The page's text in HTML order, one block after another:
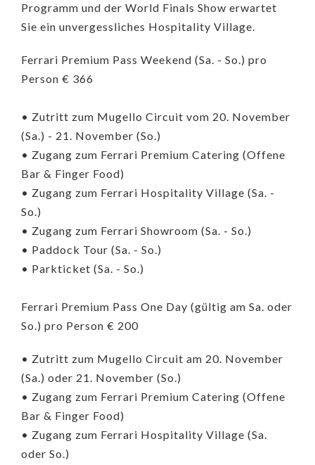
Programm und der World Finals Show erwartet
Sie ein unvergessliches Hospitality Village.
Ferrari Premium Pass Weekend (Sa. - So.) pro
Person € 366
• Zutritt zum Mugello Circuit vom 20. November
(Sa.) - 21. November (So.)
• Zugang zum Ferrari Premium Catering (Offene
Bar & Finger Food)
• Zugang zum Ferrari Hospitality Village (Sa. -
So.)
• Zugang zum Ferrari Showroom (Sa. - So.)
• Paddock Tour (Sa. - So.)
• Parkticket (Sa. - So.)
Ferrari Premium Pass One Day (gültig am Sa. oder
So.) pro Person € 200
• Zutritt zum Mugello Circuit am 20. November
(Sa.) oder 21. November (So.)
• Zugang zum Ferrari Premium Catering (Offene
Bar & Finger Food)
• Zugang zum Ferrari Hospitality Village (Sa.
oder So.)